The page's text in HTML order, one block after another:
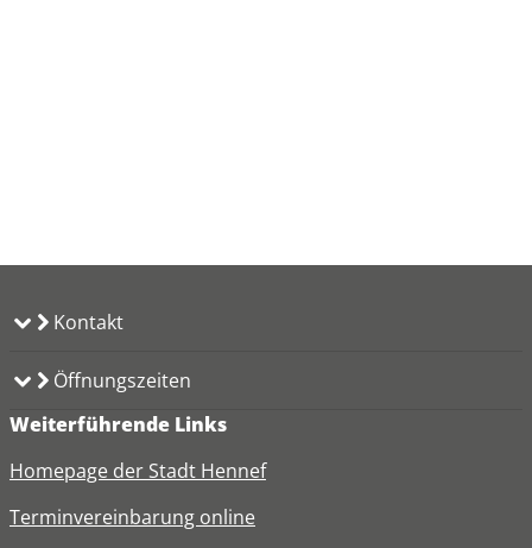
Kontakt
Öffnungszeiten
Weiterführende Links
Homepage der Stadt Hennef
Terminvereinbarung online